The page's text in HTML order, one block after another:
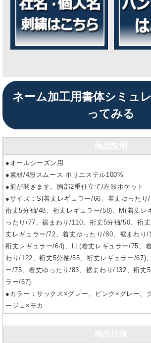
ネーム加工用書体シミュ
ってみる
●オールシーズン用
●素材/4段スムース ポリエステル100%
●前が開きます。胸部2重仕立て/左腰ポケット
●サイズ：S(着丈レギュラー/66、着丈ゆったり/
裄丈5分袖/48、裄丈レギュラー/58)、M(着丈レ
ったり/77、裾まわり/110、裄丈5分袖/50、裄
丈レギュラー/72、着丈ゆったり/80、裾まわり/
裄丈レギュラー/64)、LL(着丈レギュラー/75、
わり/122、裄丈5分袖/55、裄丈レギュラー/67)
ー/75、着丈ゆったり/83、裾まわり/132、裄丈
ラー/67)
●カラー：サックス×グレー、ピンク×グレー、
ージュ×モカ